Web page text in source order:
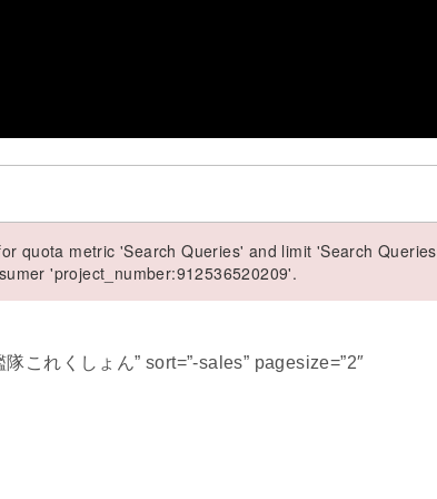
quota metric 'Search Queries' and limit 'Search Queries
'project_number:912536520209'.
これくしょん” sort=”-sales” pagesize=”2″